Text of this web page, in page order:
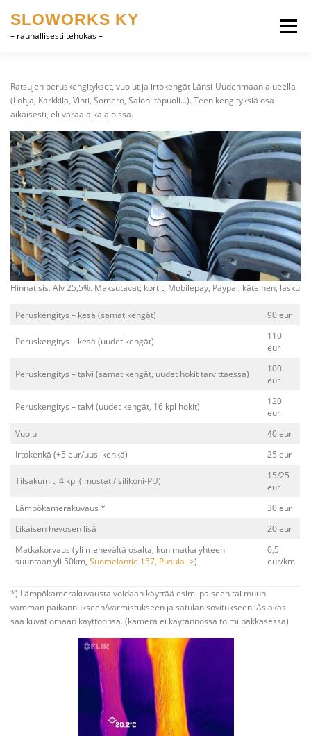
sisältöön
SLOWORKS KY
– rauhallisesti tehokas –
Valikko
HEVOSET MUUTA YHTEYSTIEDOT
SUOMI ENGLISH
Ratsujen peruskengitykset, vuolut ja irtokengät Länsi-Uudenmaan alueella
(Lohja, Karkkila, Vihti, Somero, Salon itäpuoli…). Teen kengityksiä osa-
aikaisesti, eli varaa aika ajoissa.
Hinnat sis. Alv 25,5%. Maksutavat; kortit, Mobilepay, Paypal, käteinen, lasku
Peruskengitys – kesä (samat kengät) 90 eur
Peruskengitys – kesä (uudet kengät)
110
eur
Peruskengitys – talvi (samat kengät, uudet hokit tarvittaessa)
100
eur
Peruskengitys – talvi (uudet kengät, 16 kpl hokit)
120
eur
Vuolu
40 eur
Irtokenkä (+5 eur/uusi kenkä)
25 eur
Tilsakumit, 4 kpl ( mustat / silikoni-PU)
15/25
eur
Lämpökamerakuvaus *
30 eur
Likaisen hevosen lisä
20 eur
Matkakorvaus (yli menevältä osalta, kun matka yhteen
suuntaan yli 50km,Suomelantie 157, Pusula ->)
0,5
eur/km
*) Lämpökamerakuvausta voidaan käyttää esim. paiseen tai muun
vamman paikannukseen/varmistukseen ja satulan sovitukseen. Asiakas
saa kuvat omaan käyttöönsä. (kamera ei käytännössä toimi pakkasessa)